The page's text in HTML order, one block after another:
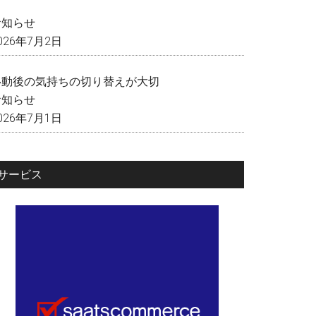
らせ
年7月2日
後の気持ちの切り替えが大切
らせ
年7月1日
ービス